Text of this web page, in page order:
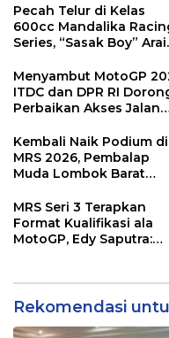
Sampah Jadi Rupiah
Pecah Telur di Kelas
600cc Mandalika
Series, “Sasak Boy” Arai
Kemenangan
Menyambut MotoGP
ITDC dan DPR RI
Perbaikan Akses Jalan
di KEK Mandalika
Kembali Naik Podium di
MRS 2026, Pembalap
Muda Lombok Barat
Menuju Tingkat Asia
MRS Seri 3 Terapkan
Format Kualifikasi ala
MotoGP, Edy Saputra:
Rekomendasi